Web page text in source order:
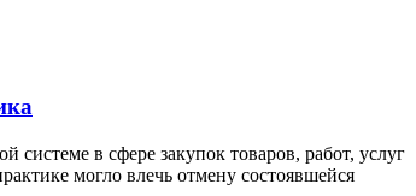
в сфере закупок товаров, работ, услуг
могло влечь отмену состоявшейся